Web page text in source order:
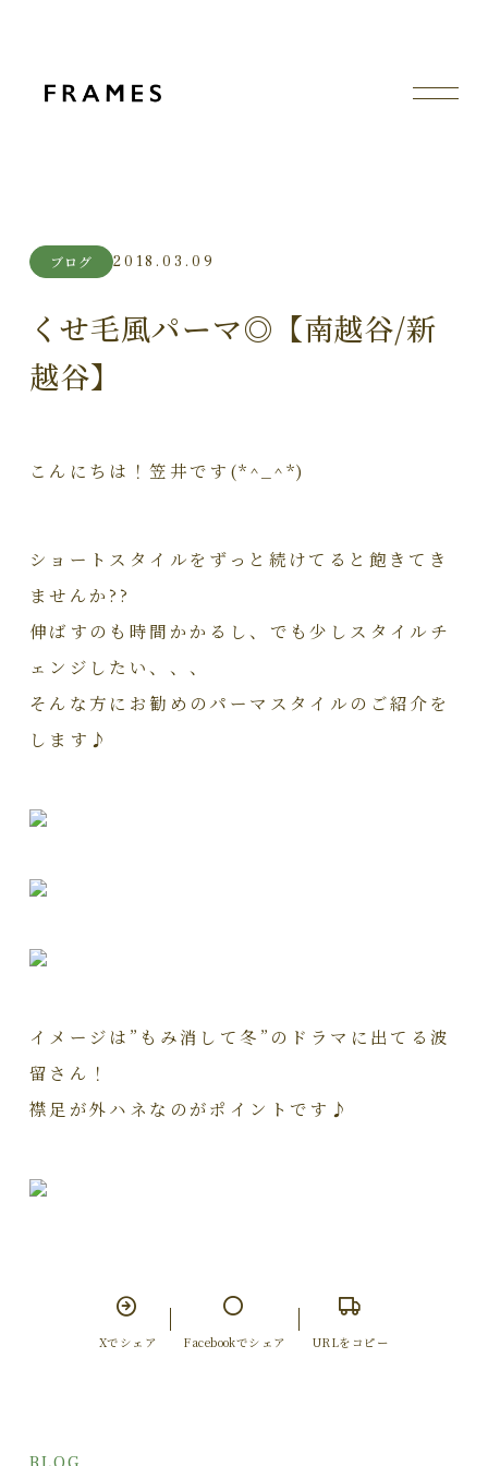
ブログ 2018.03.09
くせ毛風パーマ◎【南越谷/新
越谷】
こんにちは！笠井です(*^_^*)
ショートスタイルをずっと続けてると飽きてき
ませんか??
伸ばすのも時間かかるし、でも少しスタイルチ
ェンジしたい、、、
そんな方にお勧めのパーマスタイルのご紹介を
します♪
イメージは”もみ消して冬”のドラマに出てる波
留さん！
襟足が外ハネなのがポイントです♪
Xでシェア Facebookでシェア URLをコピー